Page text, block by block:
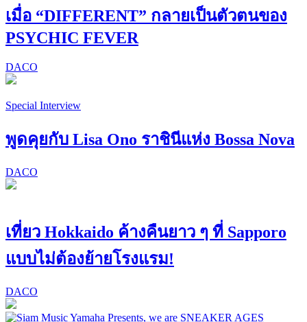
เมื่อ “DIFFERENT” กลายเป็นตัวตนของ
PSYCHIC FEVER
DACO
Special Interview
พูดคุยกับ Lisa Ono ราชินีแห่ง Bossa Nova
DACO
เที่ยว Hokkaido ค้างคืนยาว ๆ ที่ Sapporo
แบบไม่ต้องย้ายโรงแรม!
DACO